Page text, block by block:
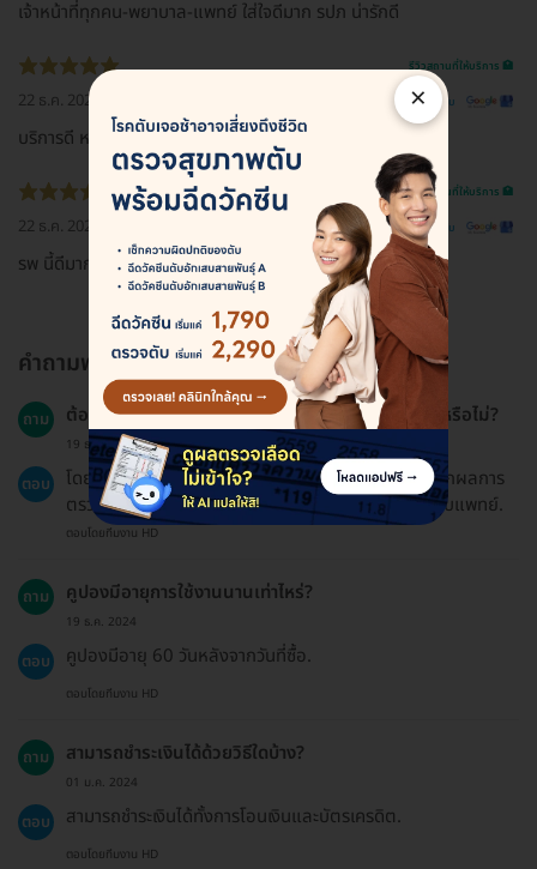
เจ้าหน้าที่ทุกคน-พยาบาล-แพทย์ ใส่ใจดีมาก รปภ น่ารักดี
รีวิวสถานที่ให้บริการ 🏥
22 ธ.ค. 2022 ดูรีวิวต้นฉบับ
บริการดี หมอเก่ง
รีวิวสถานที่ให้บริการ 🏥
22 ธ.ค. 2022 ดูรีวิวต้นฉบับ
รพ นี้ดีมากครับ
คำถามพบบ่อย
ถาม ต้องมีการนัดหมายติดตามผลหลังการตรวจคัดกรองหรือไม่?
19 ธ.ค. 2024
ตอบ
โดยทั่วไปแล้วไม่จำเป็นต้องมีนัดหมายติดตามผล แต่หากผลการ
ตรวจมีความผิดปกติ คุณอาจจะต้องนัดหมายเพิ่มเติมกับแพทย์.
ตอบโดยทีมงาน HD
ถาม คูปองมีอายุการใช้งานนานเท่าไหร่?
19 ธ.ค. 2024
ตอบ คูปองมีอายุ 60 วันหลังจากวันที่ซื้อ.
ตอบโดยทีมงาน HD
ถาม สามารถชำระเงินได้ด้วยวิธีใดบ้าง?
01 ม.ค. 2024
ตอบ สามารถชำระเงินได้ทั้งการโอนเงินและบัตรเครดิต.
ตอบโดยทีมงาน HD
×